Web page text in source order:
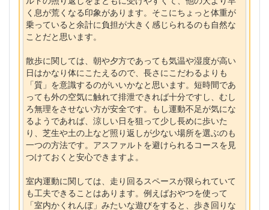
く息が荒くなる印象があります。そこにちょっと体重が
乗っていると余計に負担が大きく感じられるのも自然な
ことだと思います。
散歩に関しては、朝や夕方であっても気温や湿度が高い
日はかなり体にこたえるので、長さにこだわるよりも
「質」を意識するのがいいかなと思います。短時間であ
っても外の空気に触れて排泄できれば十分ですし、むし
ろ無理をさせない方が安全です。もし運動不足が気にな
るようであれば、涼しい日を狙って少し長めに歩いた
り、芝生や土の上など照り返しが少ない場所を選ぶのも
一つの方法です。アスファルトを避けられるコースを見
つけておくと安心できますよ。
室内運動に関しては、走り回るスペースが限られていて
も工夫できることはあります。例えばおやつを使って
「室内かくれんぼ」みたいな遊びをすると、歩き回りな